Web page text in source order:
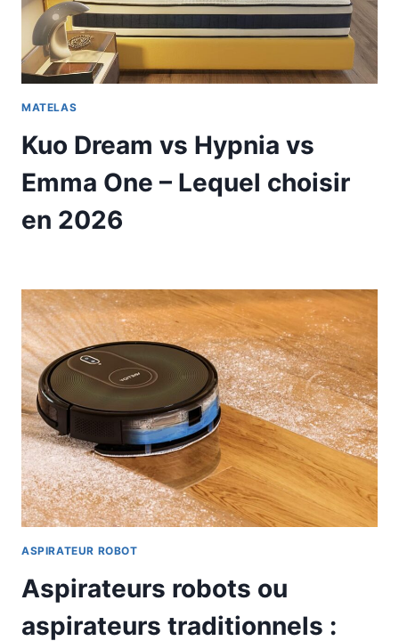
MATELAS
Kuo Dream vs Hypnia vs
Emma One – Lequel choisir
en 2026
ASPIRATEUR ROBOT
Aspirateurs robots ou
aspirateurs traditionnels :